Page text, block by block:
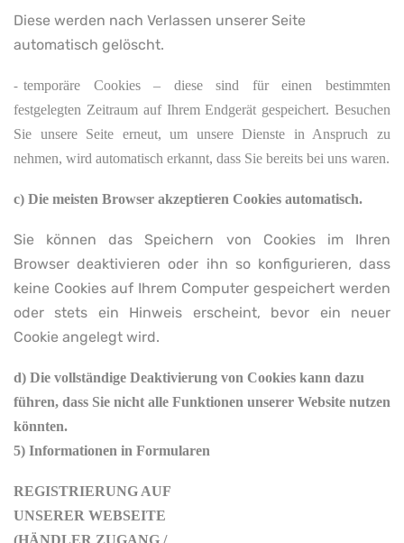
Diese werden nach Verlassen unserer Seite
automatisch gelöscht.
- temporäre Cookies – diese sind für einen bestimmten
festgelegten Zeitraum auf Ihrem Endgerät gespeichert. Besuchen
Sie unsere Seite erneut, um unsere Dienste in Anspruch zu
nehmen, wird automatisch erkannt, dass Sie bereits bei uns waren.
c) Die meisten Browser akzeptieren Cookies automatisch.
Sie können das Speichern von Cookies im Ihren
Browser deaktivieren oder ihn so konfigurieren, dass
keine Cookies auf Ihrem Computer gespeichert werden
oder stets ein Hinweis erscheint, bevor ein neuer
Cookie angelegt wird.
d) Die vollständige Deaktivierung von Cookies kann dazu
führen, dass Sie nicht alle Funktionen unserer Website nutzen
könnten.
5) Informationen in Formularen
REGISTRIERUNG AUF
UNSERER WEBSEITE